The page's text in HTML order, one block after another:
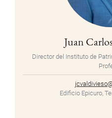
Juan
Director del Instituto de
Edificio Epicuro,